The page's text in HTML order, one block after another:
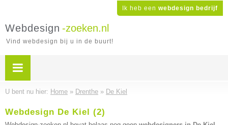
Ik heb een webdesign bedrijf
Webdesign -zoeken.nl
Vind webdesign bij u in de buurt!
U bent nu hier: Home » Drenthe » De Kiel
Webdesign De Kiel (2)